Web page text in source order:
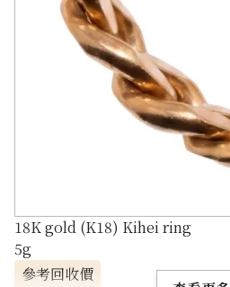
18K gold (K18) Kihei ring
5g
參考回收價